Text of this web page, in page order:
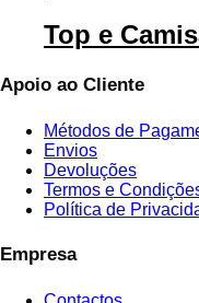
Top e
Apoio ao Cliente
Métodos de
Envios
Devoluções
Termos e
Política de
Empresa